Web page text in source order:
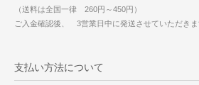
（送料は全国一律 260円～450円）
ご入金確認後、 3営業日中に発送させていただきま
支払い方法について